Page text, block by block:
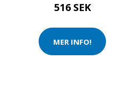
516 SEK
MER INFO!